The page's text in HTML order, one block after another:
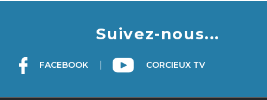
Suivez-nous...
FACEBOOK | CORCIEUX TV